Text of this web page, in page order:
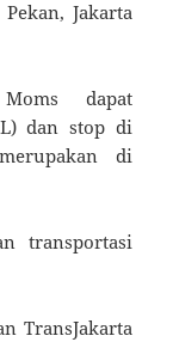
Jakarta
dapat
dan stop di
di
transportasi
TransJakarta